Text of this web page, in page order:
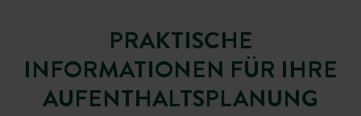
PRAKTISCHE
INFORMATIONEN FÜR IHRE
AUFENTHALTSPLANUNG